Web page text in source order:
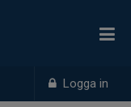
Logga in